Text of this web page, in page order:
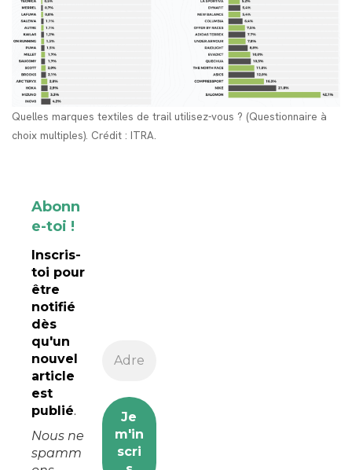
Quelles marques textiles de trail utilisez-vous ? (Questionnaire à
choix multiples). Crédit : ITRA.
Abonn
e-toi !
Inscris-
toi pour
être
notifié
dès
qu'un
nouvel
article
est
publié.
Nous ne
spamm